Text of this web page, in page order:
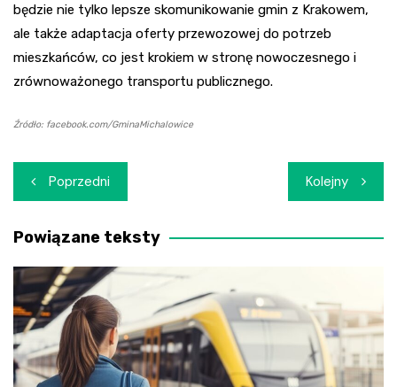
będzie nie tylko lepsze skomunikowanie gmin z Krakowem,
ale także adaptacja oferty przewozowej do potrzeb
mieszkańców, co jest krokiem w stronę nowoczesnego i
zrównoważonego transportu publicznego.
Źródło: facebook.com/GminaMichalowice
Nawigacja
wpisu
Poprzedni Kolejny
Powiązane teksty